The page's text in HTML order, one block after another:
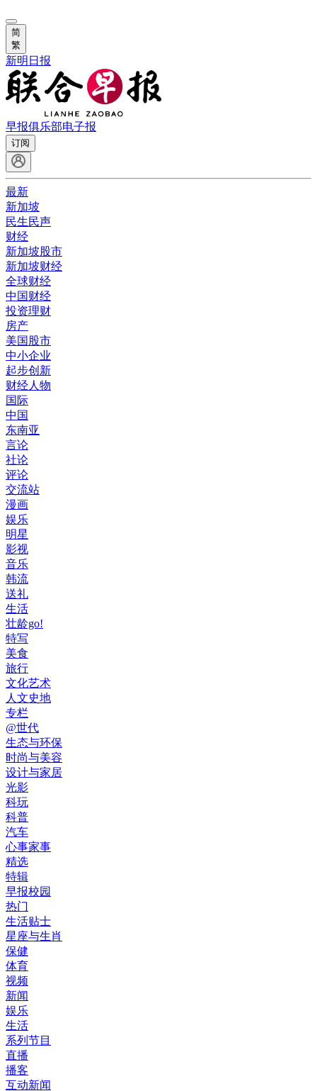
简
繁
新明日报
早报俱乐部电子报
订阅
最新
新加坡
民生民声
财经
新加坡股市
新加坡财经
全球财经
中国财经
投资理财
房产
美国股市
中小企业
起步创新
财经人物
国际
中国
东南亚
言论
社论
评论
交流站
漫画
娱乐
明星
影视
音乐
韩流
送礼
生活
壮龄go!
特写
美食
旅行
文化艺术
人文史地
专栏
@世代
生态与环保
时尚与美容
设计与家居
光影
科玩
科普
汽车
心事家事
精选
特辑
早报校园
热门
生活贴士
星座与生肖
保健
体育
视频
新闻
娱乐
生活
系列节目
直播
播客
互动新闻